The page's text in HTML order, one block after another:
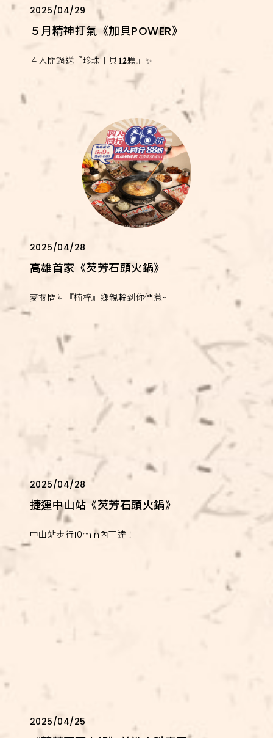
2025/04/29
５月精神打氣《加貝POWER》
４人開鍋送『珍珠干貝𝟏𝟐顆』✨
2025/04/28
高雄首家《芡芳石頭火鍋》
麥擱問阿『楠梓』鄉親輪到你們惹~
2025/04/28
捷運中山站《芡芳石頭火鍋》
中山站步行10min內可達！
2025/04/25